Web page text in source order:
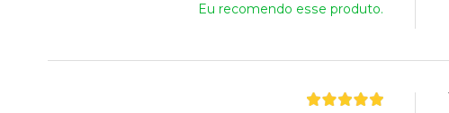
Eu recomendo esse produto.